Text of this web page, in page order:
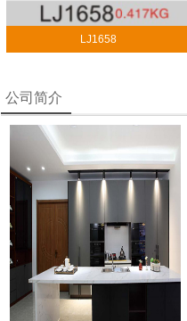
LJ1658
公司简介